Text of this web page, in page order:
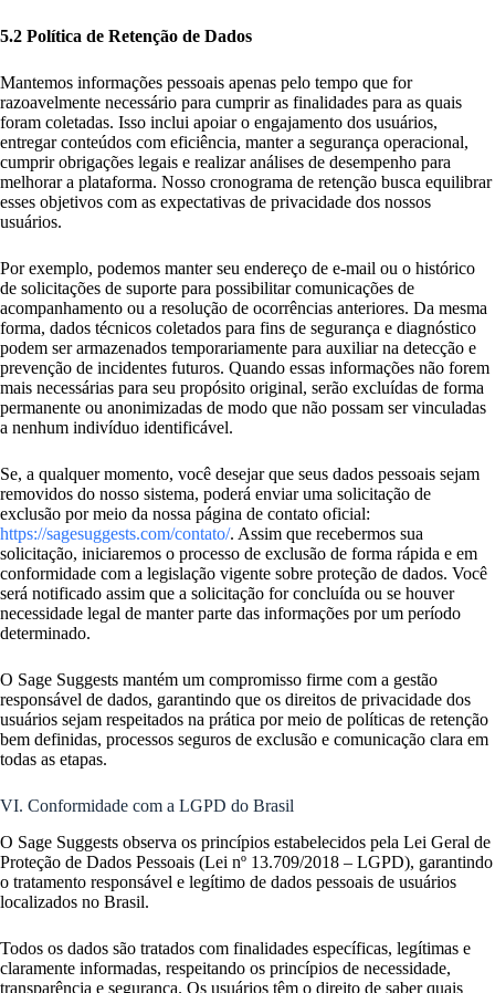
5.2 Política de Retenção de Dados
Mantemos informações pessoais apenas pelo tempo que for
razoavelmente necessário para cumprir as finalidades para as quais
foram coletadas. Isso inclui apoiar o engajamento dos usuários,
entregar conteúdos com eficiência, manter a segurança operacional,
cumprir obrigações legais e realizar análises de desempenho para
melhorar a plataforma. Nosso cronograma de retenção busca equilibrar
esses objetivos com as expectativas de privacidade dos nossos
usuários.
Por exemplo, podemos manter seu endereço de e-mail ou o histórico
de solicitações de suporte para possibilitar comunicações de
acompanhamento ou a resolução de ocorrências anteriores. Da mesma
forma, dados técnicos coletados para fins de segurança e diagnóstico
podem ser armazenados temporariamente para auxiliar na detecção e
prevenção de incidentes futuros. Quando essas informações não forem
mais necessárias para seu propósito original, serão excluídas de forma
permanente ou anonimizadas de modo que não possam ser vinculadas
a nenhum indivíduo identificável.
Se, a qualquer momento, você desejar que seus dados pessoais sejam
removidos do nosso sistema, poderá enviar uma solicitação de
exclusão por meio da nossa página de contato oficial:
https://sagesuggests.com/contato/. Assim que recebermos sua
solicitação, iniciaremos o processo de exclusão de forma rápida e em
conformidade com a legislação vigente sobre proteção de dados. Você
será notificado assim que a solicitação for concluída ou se houver
necessidade legal de manter parte das informações por um período
determinado.
O Sage Suggests mantém um compromisso firme com a gestão
responsável de dados, garantindo que os direitos de privacidade dos
usuários sejam respeitados na prática por meio de políticas de retenção
bem definidas, processos seguros de exclusão e comunicação clara em
todas as etapas.
VI. Conformidade com a LGPD do Brasil
O Sage Suggests observa os princípios estabelecidos pela Lei Geral de
Proteção de Dados Pessoais (Lei nº 13.709/2018 – LGPD), garantindo
o tratamento responsável e legítimo de dados pessoais de usuários
localizados no Brasil.
Todos os dados são tratados com finalidades específicas, legítimas e
claramente informadas, respeitando os princípios de necessidade,
transparência e segurança. Os usuários têm o direito de saber quais